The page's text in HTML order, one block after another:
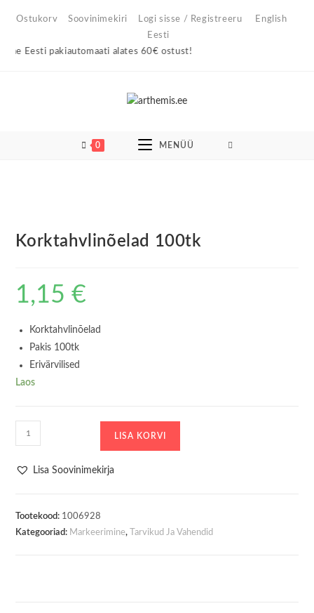
Ostukorv Soovinimekiri Logi sisse / Registreeru
English
Eesti
Eesti pakiautomaati alates 60€ ostust!
0 MENÜÜ
Korktahvlinõelad 100tk
1,15€
Korktahvlinõelad
Pakis 100tk
Erivärvilised
Laos
Korktahvlinõelad
100tk
kogus
LISA KORVI
Lisa Soovinimekirja
Tootekood: 1006928
Kategooriad: Markeerimine, Tarvikud Ja Vahendid